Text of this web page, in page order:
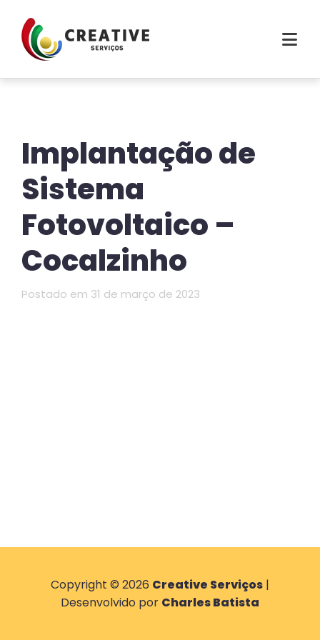
Implantação de
Sistema
Fotovoltaico –
Cocalzinho
Postado em 31 de março de 2023
Copyright © 2026 Creative Serviços |
Desenvolvido por Charles Batista